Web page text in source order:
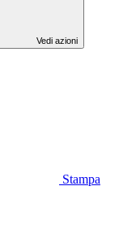
Vedi azioni
Stampa